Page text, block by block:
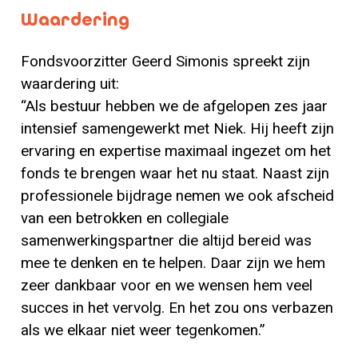
Waardering
Fondsvoorzitter Geerd Simonis spreekt zijn
waardering uit:
“Als bestuur hebben we de afgelopen zes jaar
intensief samengewerkt met Niek. Hij heeft zijn
ervaring en expertise maximaal ingezet om het
fonds te brengen waar het nu staat. Naast zijn
professionele bijdrage nemen we ook afscheid
van een betrokken en collegiale
samenwerkingspartner die altijd bereid was
mee te denken en te helpen. Daar zijn we hem
zeer dankbaar voor en we wensen hem veel
succes in het vervolg. En het zou ons verbazen
als we elkaar niet weer tegenkomen.”